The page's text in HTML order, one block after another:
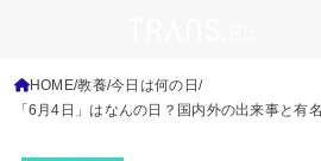
HOME 教養 今日は何の日
「6月4日」はなんの日？国内外の出来事と有